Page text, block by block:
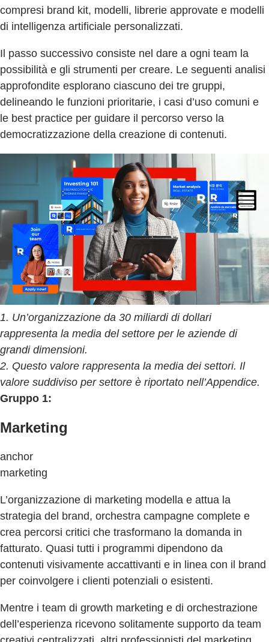
compresi brand kit, modelli, librerie approvate e modelli
di intelligenza artificiale personalizzati.
Il passo successivo consiste nel dare a ogni team la
possibilità e gli strumenti per creare. Le seguenti analisi
approfondite esplorano ciascuno dei tre gruppi,
delineando le funzioni prioritarie, i casi d’uso comuni e
le best practice per guidare il percorso verso la
democratizzazione della creazione di contenuti.
1. Un’organizzazione da 30 miliardi di dollari
rappresenta la media del settore per le aziende di
grandi dimensioni.
2. Questo valore rappresenta la media dei settori. Il
valore suddiviso per settore è riportato nell’Appendice.
Gruppo 1:
Marketing
anchor
marketing
L’organizzazione di marketing modella e attua la
strategia del brand, orchestra campagne complete e
crea percorsi critici che trasformano la domanda in
fatturato. Quasi tutti i programmi dipendono da
contenuti visivamente accattivanti e in linea con il brand
per coinvolgere i clienti potenziali o esistenti.
Mentre i team di growth marketing e di orchestrazione
dell’esperienza ricevono solitamente supporto da team